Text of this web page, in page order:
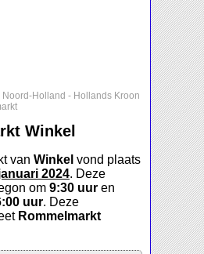
Noord-Holland - Hollands Kroon
Winkel
van Winkel vond plaats
2024. Deze
om 9:30 uur en
uur. Deze
Rommelmarkt